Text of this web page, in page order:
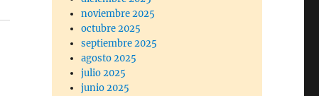
noviembre 2025
octubre 2025
septiembre 2025
agosto 2025
julio 2025
junio 2025